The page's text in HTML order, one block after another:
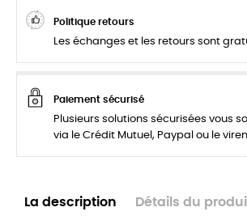
Politique retours
Les échanges et les retours sont
Paiement sécurisé
Plusieurs solutions sécurisées vous
via le Crédit Mutuel, Paypal ou le
La description Détails du